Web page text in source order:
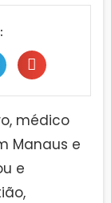
médico
Manaus e
e